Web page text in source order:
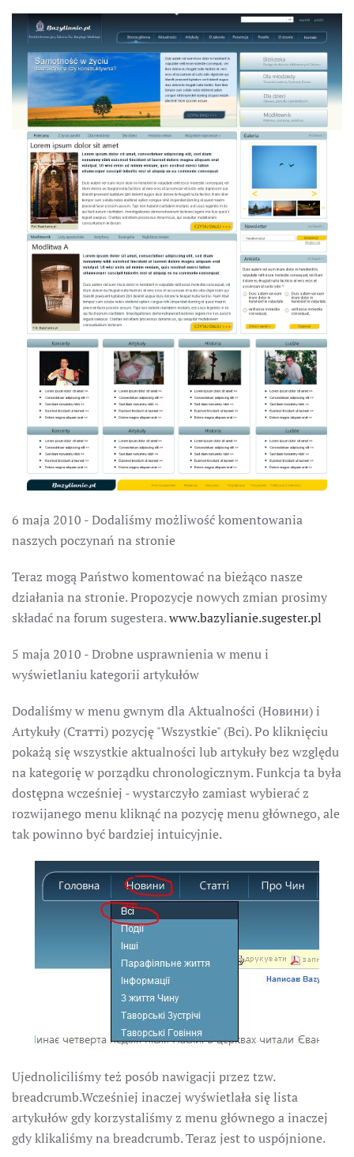
6 maja 2010 - Dodaliśmy możliwość komentowania
naszych poczynań na stronie
Teraz mogą Państwo komentować na bieżąco nasze
działania na stronie. Propozycje nowych zmian prosimy
składać na forum sugestera.www.bazylianie.sugester.pl
5 maja 2010 - Drobne usprawnienia w menu i
wyświetlaniu kategorii artykułów
Dodaliśmy w menu gwnym dla Aktualności (Новини) i
Artykuły (Статті) pozycję "Wszystkie" (Всі). Po kliknięciu
pokażą się wszystkie aktualności lub artykuły bez względu
na kategorię w porządku chronologicznym. Funkcja ta była
dostępna wcześniej - wystarczyło zamiast wybierać z
rozwijanego menu kliknąć na pozycję menu głównego, ale
tak powinno być bardziej intuicyjnie.
Ujednoliciliśmy też posób nawigacji przez tzw.
breadcrumb.Wcześniej inaczej wyświetlała się lista
artykułów gdy korzystaliśmy z menu głównego a inaczej
gdy klikaliśmy na breadcrumb. Teraz jest to uspójnione.